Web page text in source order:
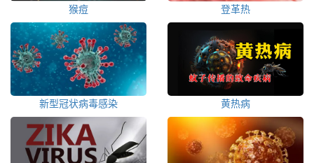
猴痘 登革热
新型冠状病毒感染 黄热病